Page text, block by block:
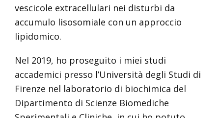
vescicole extracellulari nei disturbi da
accumulo lisosomiale con un approccio
lipidomico.
Nel 2019, ho proseguito i miei studi
accademici presso l’Università degli Studi di
Firenze nel laboratorio di biochimica del
Dipartimento di Scienze Biomediche